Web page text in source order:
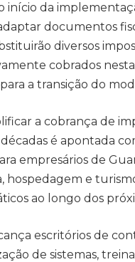
início da
documentos
diversos
cobrados
a transição do
a cobrança de
é apontada
empresários de
hospedagem e
ao longo dos
escritórios de
de sistemas,